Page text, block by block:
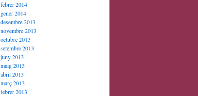
febrer 2014
gener 2014
desembre 2013
novembre 2013
octubre 2013
setembre 2013
juny 2013
maig 2013
abril 2013
març 2013
febrer 2013